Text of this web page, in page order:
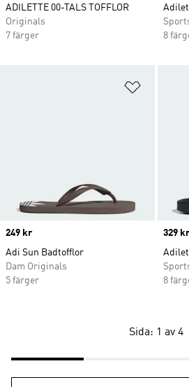
ADILETTE 00-TALS TOFFLOR
Originals
7 färger
8
Price
249 kr
Adi Sun Badtofflor
Dam Originals
5 färger
Price
329 kr
8
Sida: 1 av 4